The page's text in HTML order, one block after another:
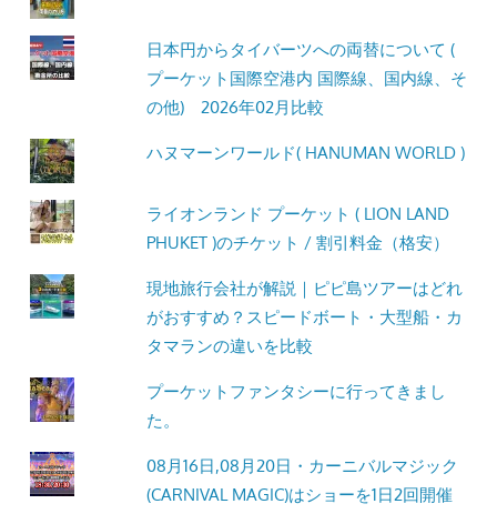
日本円からタイバーツへの両替について (
プーケット国際空港内 国際線、国内線、そ
の他) 2026年02月比較
ハヌマーンワールド( HANUMAN WORLD )
ライオンランド プーケット ( LION LAND
PHUKET )のチケット / 割引料金（格安）
現地旅行会社が解説｜ピピ島ツアーはどれ
がおすすめ？スピードボート・大型船・カ
タマランの違いを比較
プーケットファンタシーに行ってきまし
た。
08月16日,08月20日・カーニバルマジック
(CARNIVAL MAGIC)はショーを1日2回開催